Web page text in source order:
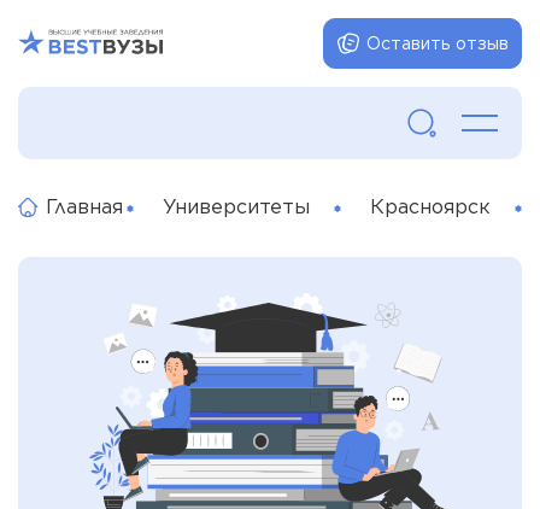
Оставить отзыв
Главная Университеты Красноярск